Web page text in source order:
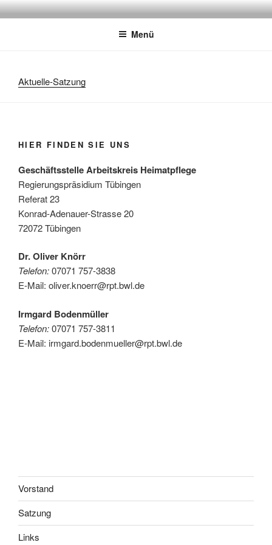
Zum
InhaltHEIMATPFLEGE
ARBEITSKREIS HEIMATPFLEGE IM REGIERUNGSBEZIRK
Menü
Aktuelle-Satzung
HIER FINDEN SIE UNS
Geschäftsstelle Arbeitskreis Heimatpflege
Regierungspräsidium Tübingen
Referat 23
Konrad-Adenauer-Strasse 20
72072 Tübingen
Dr. Oliver Knörr
Telefon:07071 757-3838
E-Mail: oliver.knoerr@rpt.bwl.de
Irmgard Bodenmüller
Telefon:07071 757-3811
E-Mail: irmgard.bodenmueller@rpt.bwl.de
Vorstand
Satzung
Links